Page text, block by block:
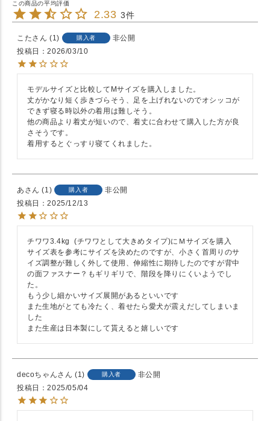
2.33 3
こた 1 購入者
非公開
投稿日
2026/03/10
モデルサイズと比較してMサイズを購入しました。
丈がかなり短く歩きづらそう、足を上げれないのでオシッコが
できず寝る時以外の着用は難しそう。
他の商品より着丈が短いので、着丈に合わせて購入した方が良
さそうです。
着用するとぐっすり寝てくれました。
あ 1 購入者
非公開
投稿日
2025/12/13
チワワ3.4kg  (チワワとして大きめタイプ)にＭサイズを購入
サイズ表を参考にサイズを決めたのですが、小さく首周りのサ
イズ調整が難しく外して使用、伸縮性に期待したのですが背中
の面ファスナー？もギリギリで、階段を降りにくいようでし
た。
もう少し細かいサイズ展開があるといいです
また生地がとても冷たく、着せたら愛犬が震えだしてしまいま
した
また生産は日本製にして貰えると嬉しいです
decoちゃん 1 購入者
非公開
投稿日
2025/05/04